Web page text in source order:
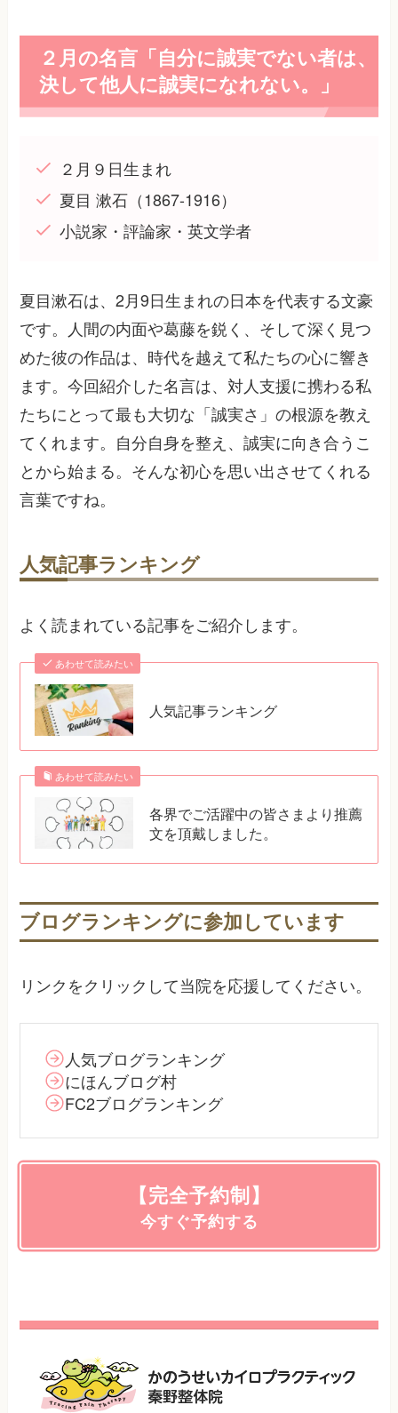
２月の名言「自分に誠実でない者は、
決して他人に誠実になれない。」
２月９日生まれ
夏目 漱石（1867-1916）
小説家・評論家・英文学者
夏目漱石は、2月9日生まれの日本を代表する文豪
です。人間の内面や葛藤を鋭く、そして深く見つ
めた彼の作品は、時代を越えて私たちの心に響き
ます。今回紹介した名言は、対人支援に携わる私
たちにとって最も大切な「誠実さ」の根源を教え
てくれます。自分自身を整え、誠実に向き合うこ
とから始まる。そんな初心を思い出させてくれる
言葉ですね。
人気記事ランキング
よく読まれている記事をご紹介します。
あわせて読みたい
人気記事ランキング
あわせて読みたい
各界でご活躍中の皆さまより推薦
文を頂戴しました。
ブログランキングに参加しています
リンクをクリックして当院を応援してください。
人気ブログランキング
にほんブログ村
FC2ブログランキング
【完全予約制】
今すぐ予約する